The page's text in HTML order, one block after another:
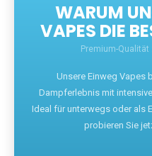
WARUM
VAPES DIE
Premium-
Unsere Einweg Vapes
Dampferlebnis mit
Ideal für unterwegs oder als
probieren Sie